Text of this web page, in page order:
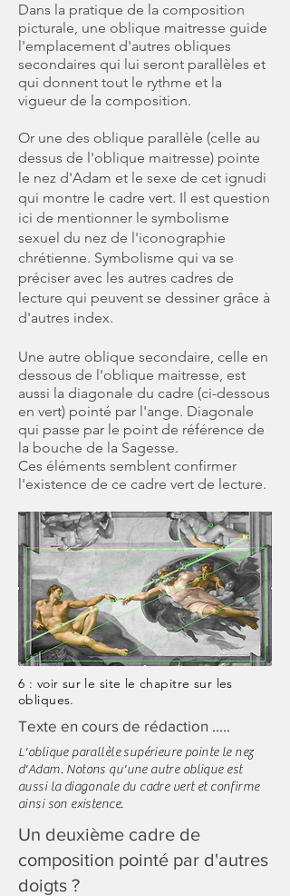
Dans la pratique de la composition
picturale, une oblique maitresse guide
l'emplacement d'autres obliques
secondaires qui lui seront parallèles et
qui donnent tout le rythme et la
vigueur de la composition.
Or une des oblique parallèle (celle au
dessus de l'oblique maitresse) pointe
le nez d'Adam et le sexe de cet ignudi
qui montre le cadre vert. Il est question
ici de mentionner le symbolisme
sexuel du nez de l'iconographie
chrétienne. Symbolisme qui va se
préciser avec les autres cadres de
lecture qui peuvent se dessiner grâce à
d'autres index.
Une autre oblique secondaire, celle en
dessous de l'oblique maitresse, est
aussi la diagonale du cadre (ci-dessous
en vert) pointé par l'ange. Diagonale
qui passe par le point de référence de
la bouche de la Sagesse.
Ces éléments semblent confirmer
l'existence de ce cadre vert de lecture.
6 : voir sur le site le chapitre sur les
obliques.
Texte en cours de rédaction .....
L'oblique parallèle supérieure pointe le nez
d'Adam. Notons qu'une autre oblique est
aussi la diagonale du cadre vert et confirme
ainsi son existence.
Un deuxième cadre de
composition pointé par d'autres
doigts ?